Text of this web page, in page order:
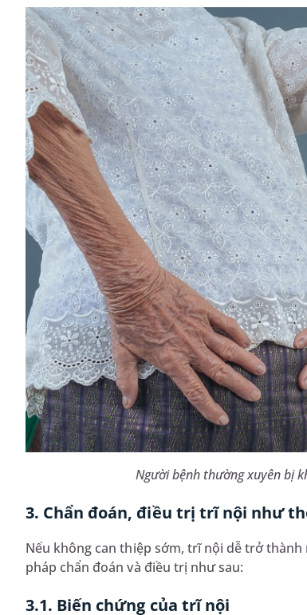
Người bệnh thường xuyên bị
3. Chẩn đoán, điều trị trĩ nội như
Nếu không can thiệp sớm, trĩ nội dễ trở
pháp chẩn đoán và điều trị như sau:
3.1. Biến chứng của trĩ nội